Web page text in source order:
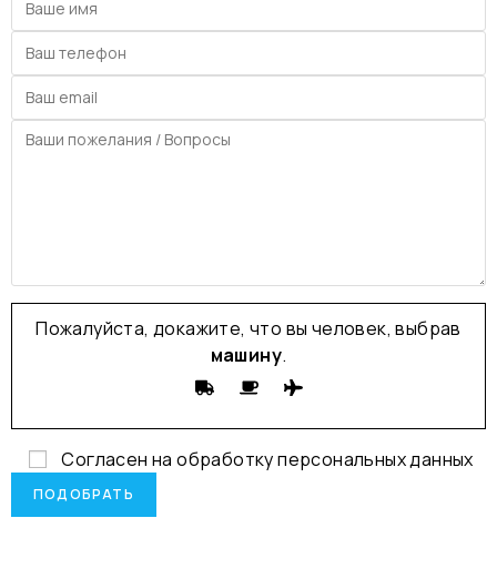
Пожалуйста, докажите, что вы человек, выбрав
машину.
Согласен на обработкуперсональных данных